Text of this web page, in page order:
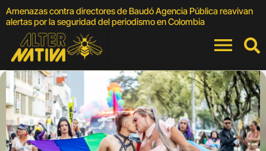
Amenazas contra directores de Baudó Agencia Pública reavivan
alertas por la seguridad del periodismo en Colombia